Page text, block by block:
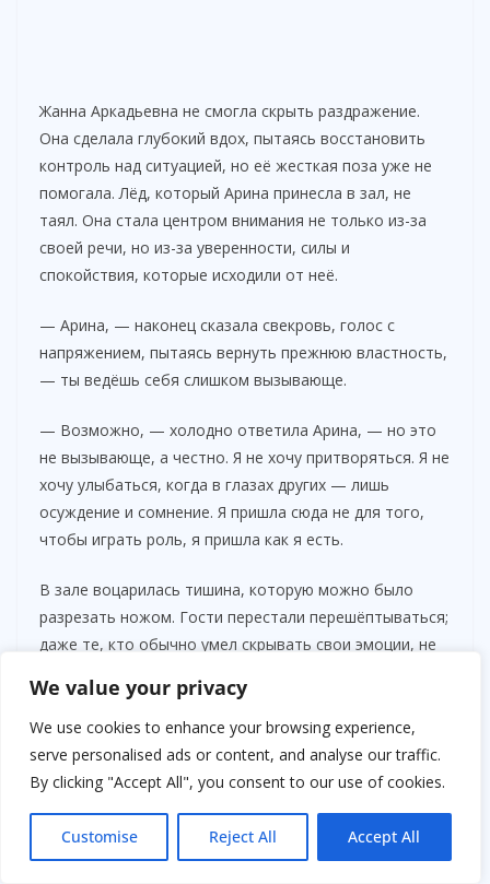
We value your privacy
We use cookies to enhance your browsing experience,
serve personalised ads or content, and analyse our traffic.
By clicking "Accept All", you consent to our use of cookies.
Customise Reject All Accept All
Жанна Аркадьевна не смогла скрыть раздражение.
Она сделала глубокий вдох, пытаясь восстановить
контроль над ситуацией, но её жесткая поза уже не
помогала. Лёд, который Арина принесла в зал, не
таял. Она стала центром внимания не только из-за
своей речи, но из-за уверенности, силы и
спокойствия, которые исходили от неё.
— Арина, — наконец сказала свекровь, голос с
напряжением, пытаясь вернуть прежнюю властность,
— ты ведёшь себя слишком вызывающе.
— Возможно, — холодно ответила Арина, — но это
не вызывающе, а честно. Я не хочу притворяться. Я не
хочу улыбаться, когда в глазах других — лишь
осуждение и сомнение. Я пришла сюда не для того,
чтобы играть роль, я пришла как я есть.
В зале воцарилась тишина, которую можно было
разрезать ножом. Гости перестали перешёптываться;
даже те, кто обычно умел скрывать свои эмоции, не
напряглись, мужчины переглядывались, ожидая
развития конфликта.